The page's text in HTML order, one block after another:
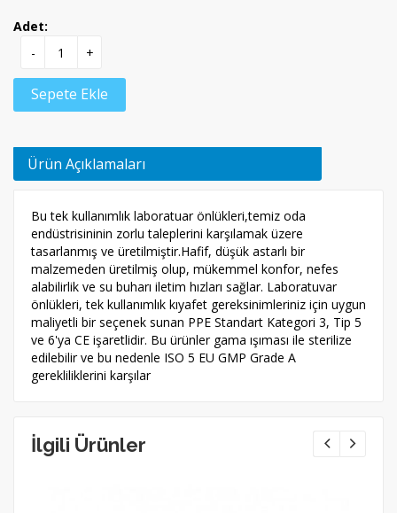
Adet:
-
+
Sepete Ekle
Ürün Açıklamaları
Bu tek kullanımlık laboratuar önlükleri,temiz oda
endüstrisininin zorlu taleplerini karşılamak üzere
tasarlanmış ve üretilmiştir.Hafif, düşük astarlı bir
malzemeden üretilmiş olup, mükemmel konfor, nefes
alabilirlik ve su buharı iletim hızları sağlar. Laboratuvar
önlükleri, tek kullanımlık kıyafet gereksinimleriniz için uygun
maliyetli bir seçenek sunan PPE Standart Kategori 3, Tip 5
ve 6'ya CE işaretlidir. Bu ürünler gama ışıması ile sterilize
edilebilir ve bu nedenle ISO 5 EU GMP Grade A
gerekliliklerini karşılar
İlgili Ürünler